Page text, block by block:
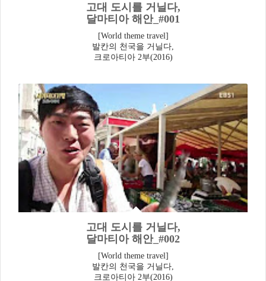
고대 도시를 거닐다,
달마티아 해안_#001
[World theme travel]
발칸의 천국을 거닐다,
크로아티아 2부(2016)
고대 도시를 거닐다,
달마티아 해안_#002
[World theme travel]
발칸의 천국을 거닐다,
크로아티아 2부(2016)